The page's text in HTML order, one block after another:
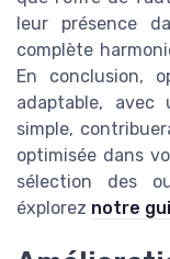
leur présence
complète
En conclusion,
adaptable,
simple,
optimisée dans
sélection des
éxplorez notre